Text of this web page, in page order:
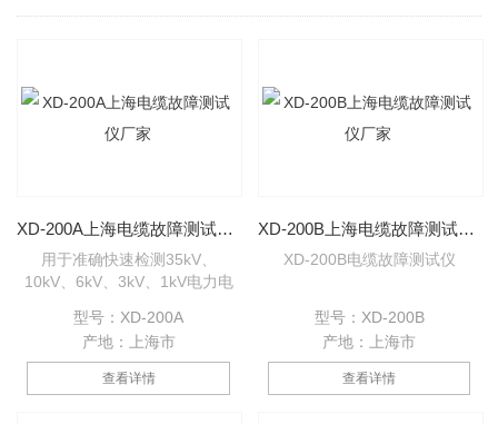
XD-200A上海电缆故障测试仪厂家
用于准确快速检测35kV、
10kV、6kV、3kV、1kV电力电
有类型故障；及其他类型两芯以
上（包括同轴）电缆（线）的低
阻、开路故障；显示电缆中间接
头位置；校正测试波速度，校准
型号：XD-200A
产地：上海市
查看详情
XD-200B上海电缆故障测试仪厂家
XD-200B电缆故障测试仪
型号：XD-200B
产地：上海市
查看详情